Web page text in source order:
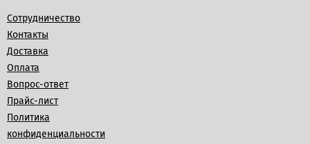
Сотрудничество
Контакты
Доставка
Оплата
Вопрос-ответ
Прайс-лист
Политика
конфиденциальности